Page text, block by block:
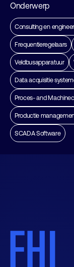
Onderwerp
Consulting en
Frequentieregelaars
Veldbusapparatuur
Data acquisitie
Proces- and
Productie
SCADA Software